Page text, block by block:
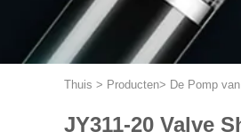
Thuis > Producten> De Pomp
JY311-20 Valve